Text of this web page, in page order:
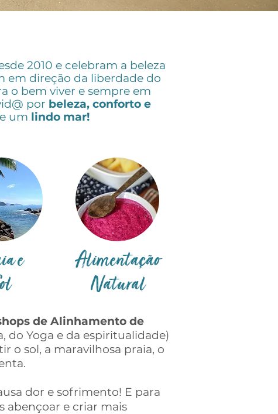
2010 e celebram a beleza
em direção da liberdade do
o bem viver e sempre em
por beleza, conforto e
um lindo mar!
e
Alimentação
Natural
de Alinhamento de
do Yoga e da espiritualidade)
o sol, a maravilhosa praia, o
dor e sofrimento! E para
abençoar e criar mais